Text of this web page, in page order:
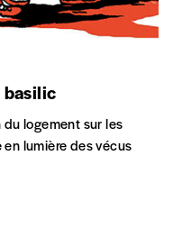
basilic
logement sur les
lumière des vécus